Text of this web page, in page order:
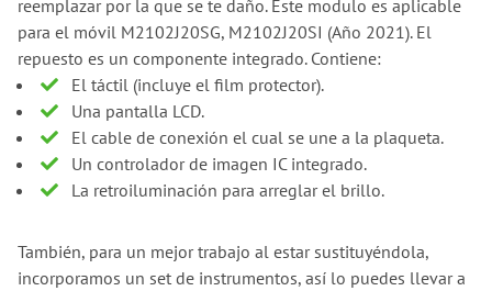
reemplazar por la que se te daño. Este modulo es aplicable
para el móvil M2102J20SG, M2102J20SI (Año 2021). El
repuesto es un componente integrado. Contiene:
El táctil (incluye el film protector).
Una pantalla LCD.
El cable de conexión el cual se une a la plaqueta.
Un controlador de imagen IC integrado.
La retroiluminación para arreglar el brillo.
También, para un mejor trabajo al estar sustituyéndola,
incorporamos un set de instrumentos, así lo puedes llevar a